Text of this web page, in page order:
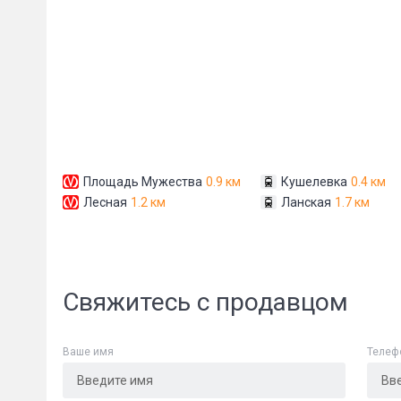
Площадь Мужества 0.9 км
Лесная 1.2 км
Кушелевка 0.4 км
Ланская 1.7 км
Свяжитесь с продавцом
Ваше имя
Сообщение